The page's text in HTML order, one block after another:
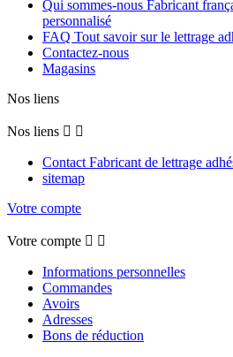
Qui sommes-nous Fabricant
personnalisé
FAQ Tout savoir sur le lettrage
Contactez-nous
Magasins
Nos liens
Nos liens  
Contact Fabricant de lettrage
sitemap
Votre compte
Votre compte  
Informations personnelles
Commandes
Avoirs
Adresses
Bons de réduction